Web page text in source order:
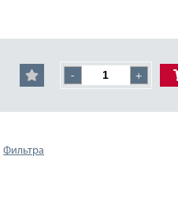
- +
Фильтра